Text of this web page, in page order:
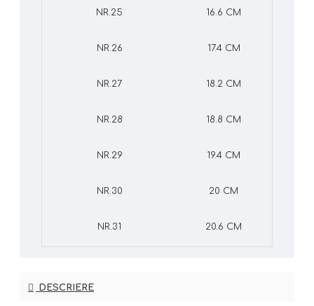
NR.25 16.6 CM
NR.26 17.4 CM
NR.27 18.2 CM
NR.28 18.8 CM
NR.29 19.4 CM
NR.30 20 CM
NR.31 20.6 CM
DESCRIERE